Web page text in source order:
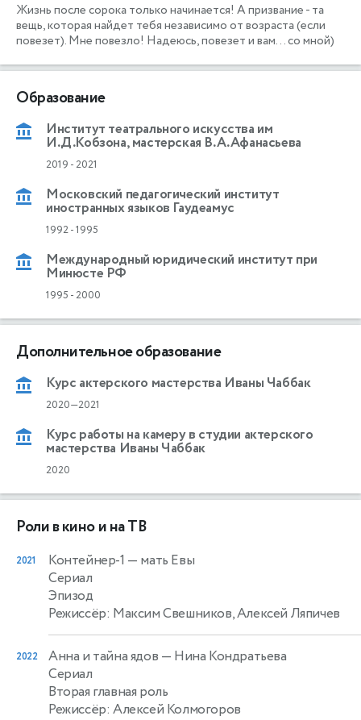
Жизнь после сорока только начинается! А призвание - та
вещь, которая найдет тебя независимо от возраста (если
повезет). Мне повезло! Надеюсь, повезет и вам... со мной)
Образование
Институт театрального искусства им
И.Д.Кобзона, мастерская В.А.Афанасьева
2019 - 2021
Московский педагогический институт
иностранных языков Гаудеамус
1992-1995
Международный юридический институт при
Минюсте РФ
1995 - 2000
Дополнительное образование
Курс актерского мастерства Иваны Чаббак
2020—2021
Курс работы на камеру в студии актерского
мастерства Иваны Чаббак
2020
Роли в кино и на ТВ
2021 Контейнер-1 — мать Евы
Сериал
Эпизод
Режиссёр: Максим Свешников, Алексей Ляпичев
2022 Анна и тайна ядов — Нина Кондратьева
Сериал
Вторая главная роль
Режиссёр: Алексей Колмогоров